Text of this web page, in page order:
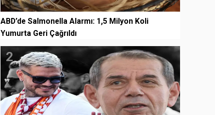
ABD’de Salmonella Alarmı: 1,5 Milyon Koli
Yumurta Geri Çağrıldı
2